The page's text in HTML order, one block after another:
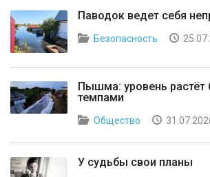
Паводок ведет себя
Безопасность
Пышма: уровень
темпами
Общество
У судьбы свои планы